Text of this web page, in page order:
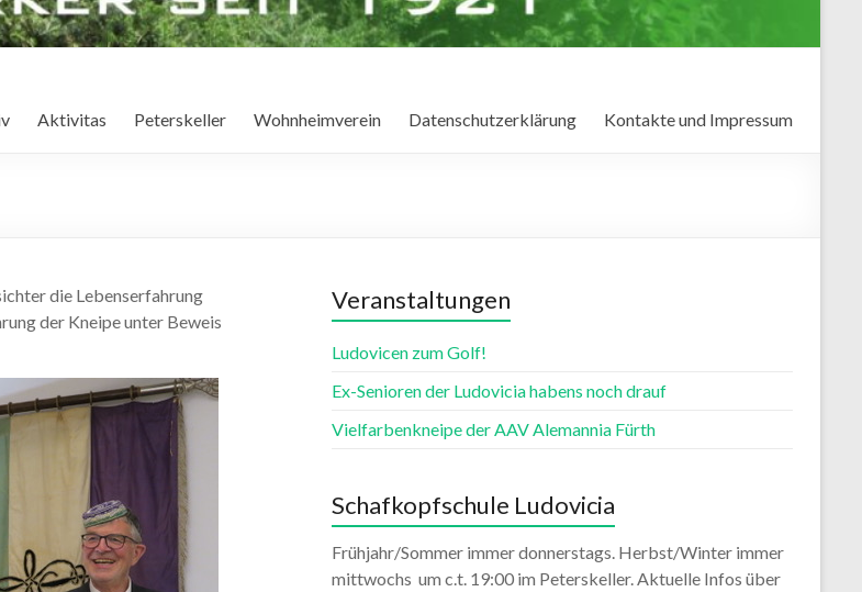
Aktivitas Peterskeller Wohnheimverein Datenschutzerklärung Kontakte und Impressum
die Lebenserfahrung
der Kneipe unter Beweis
Veranstaltungen
Ludovicen zum Golf!
Ex-Senioren der Ludovicia habens noch drauf
Vielfarbenkneipe der AAV Alemannia Fürth
Schafkopfschule Ludovicia
Frühjahr/Sommer immer donnerstags. Herbst/Winter immer
mittwochs um c.t. 19:00 im Peterskeller. Aktuelle Infos über